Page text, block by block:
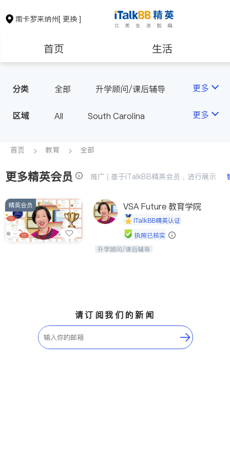
南卡罗来纳州[ 更换 ]
首页 生活
房地产租售 建筑装修
教育
非盈利组织
分类 全部 升学顾问/课后辅导 更多
区域 All South Carolina 更多
首页 教育 全部
更多精英会员 推广 | 基于iTalkBB精英会员，进行展示
精英会员 VSA Future 教育学院
iTalkBB精英认证
执照已核实
孩子美好的未来始于早期能力的培养，
升学顾问/课后辅导
请订阅我们的新闻